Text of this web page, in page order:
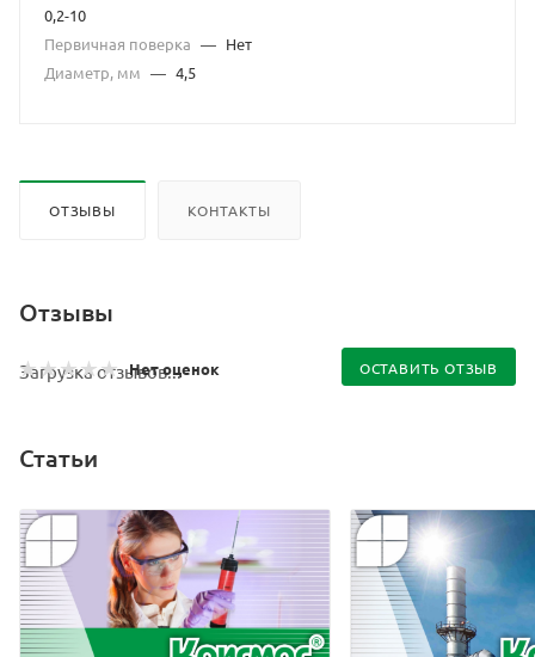
0,2-10
Первичная поверка — Нет
Диаметр, мм — 4,5
ОТЗЫВЫ КОНТАКТЫ
Отзывы
Нет оценок ОСТАВИТЬ ОТЗЫВ
Загрузка отзывов...
Статьи